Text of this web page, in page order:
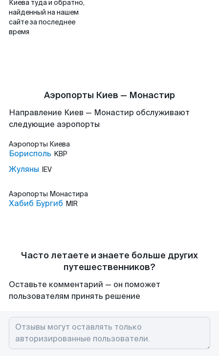
Киева туда и обратно,
найденный на нашем
сайте за последнее
время
Аэропорты Киев — Монастир
Направление Киев — Монастир обслуживают
следующие аэропорты
Аэропорты Киева
Борисполь KBP
Жуляны IEV
Аэропорты Монастира
Хабиб Бургиб MIR
Часто летаете и знаете больше других
путешественников?
Оставьте комментарий — он поможет
пользователям принять решение